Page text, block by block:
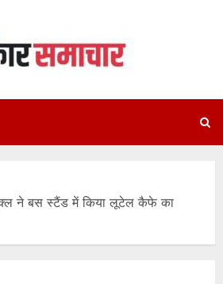
ने बस स्टैंड में किया लूटेल कैफे का